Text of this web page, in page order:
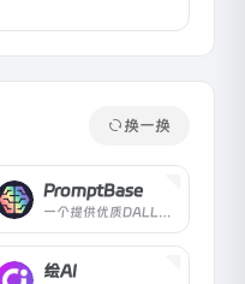
换一换
PromptBase
一个提供优质DALL-E、Midjourney、ChatGPT、Stable Diffusion 提示的市场。找到最好的提示，产生更好的结果，节省API成本，销售提示赚钱。
绘AI